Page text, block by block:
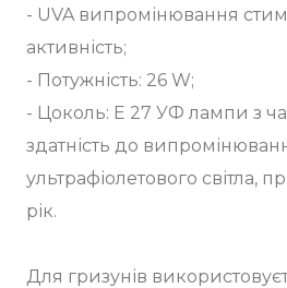
- UVA випромінювання
активність;
- Потужність: 26 W;
- Цоколь: Е 27 УФ лампи з
здатність до
ультрафіолетового світла,
рік.
Для гризунів